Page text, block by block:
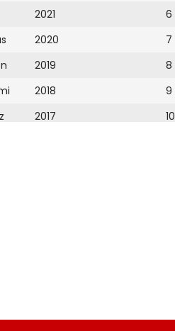
2021
2020
2019
2018
2017
2009
6
7
8
9
10